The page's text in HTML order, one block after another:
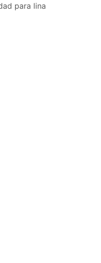
para lina